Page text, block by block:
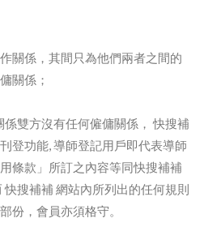
關係，其間只為他們兩者之間的
關係；
雙方沒有任何僱傭關係， 快搜補
登功能, 導師登記用戶即代表導師
條款」所訂之內容等同快搜補補
搜補補 網站內所列出的任何規則
份，會員亦須格守。